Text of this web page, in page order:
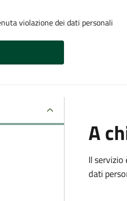
violazione dei dati personali
A
Il
dati